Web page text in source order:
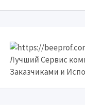
Лучший Сервис
Заказчиками и